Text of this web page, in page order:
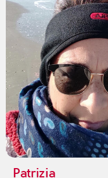
Patrizia